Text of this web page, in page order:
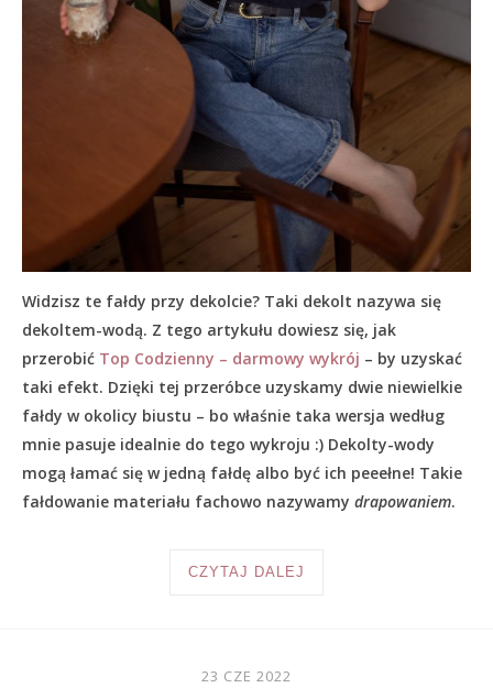
Widzisz te fałdy przy dekolcie? Taki dekolt nazywa się
dekoltem-wodą. Z tego artykułu dowiesz się, jak
przerobić Top Codzienny – darmowy wykrój – by uzyskać
taki efekt. Dzięki tej przeróbce uzyskamy dwie niewielkie
fałdy w okolicy biustu – bo właśnie taka wersja według
mnie pasuje idealnie do tego wykroju :) Dekolty-wody
mogą łamać się w jedną fałdę albo być ich peeełne! Takie
fałdowanie materiału fachowo nazywamy drapowaniem.
CZYTAJ DALEJ
23 CZE 2022